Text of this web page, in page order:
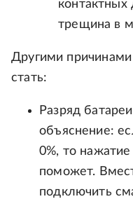
трещина в
Другими
стать:
Разряд
объяснение:
0%, то
поможет.
подключить